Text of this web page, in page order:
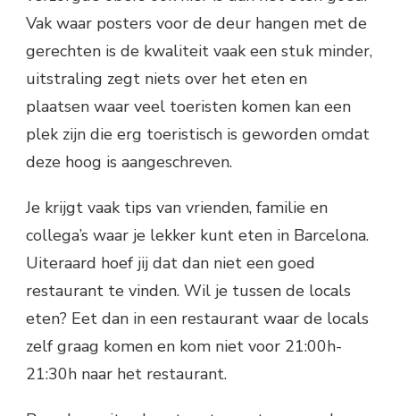
Vak waar posters voor de deur hangen met de
gerechten is de kwaliteit vaak een stuk minder,
uitstraling zegt niets over het eten en
plaatsen waar veel toeristen komen kan een
plek zijn die erg toeristisch is geworden omdat
deze hoog is aangeschreven.
Je krijgt vaak tips van vrienden, familie en
collega’s waar je lekker kunt eten in Barcelona.
Uiteraard hoef jij dat dan niet een goed
restaurant te vinden. Wil je tussen de locals
eten? Eet dan in een restaurant waar de locals
zelf graag komen en kom niet voor 21:00h-
21:30h naar het restaurant.